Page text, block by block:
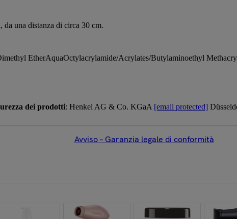
una distanza di circa 30 cm.
EtherAquaOctylacrylamide/Acrylates/Butylaminoethyl
dei prodotti: Henkel AG & Co. KGaA [email protected]
Avviso – Garanzia legale di conformità